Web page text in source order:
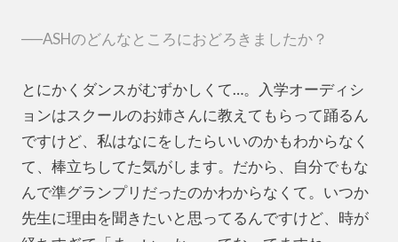
──ASHのどんなところにおどろきましたか？
とにかくダンスがむずかしくて…。入学オーディシ
ョンはスクールのお姉さんに教えてもらって踊るん
ですけど、私はなにをしたらいいのかもわからなく
て、棒立ちしてた気がします。だから、自分でもな
んで準グランプリだったのかわからなくて。いつか
先生に理由を聞きたいと思ってるんですけど、時が